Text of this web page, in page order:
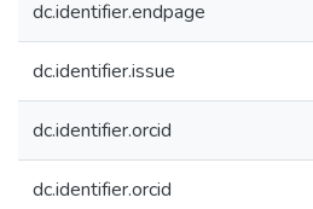
dc.identifier.endpage
dc.identifier.issue
dc.identifier.orcid
dc.identifier.orcid